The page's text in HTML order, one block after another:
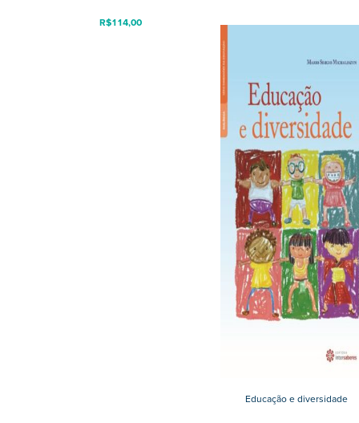
R$114,00
Educação e diversidade